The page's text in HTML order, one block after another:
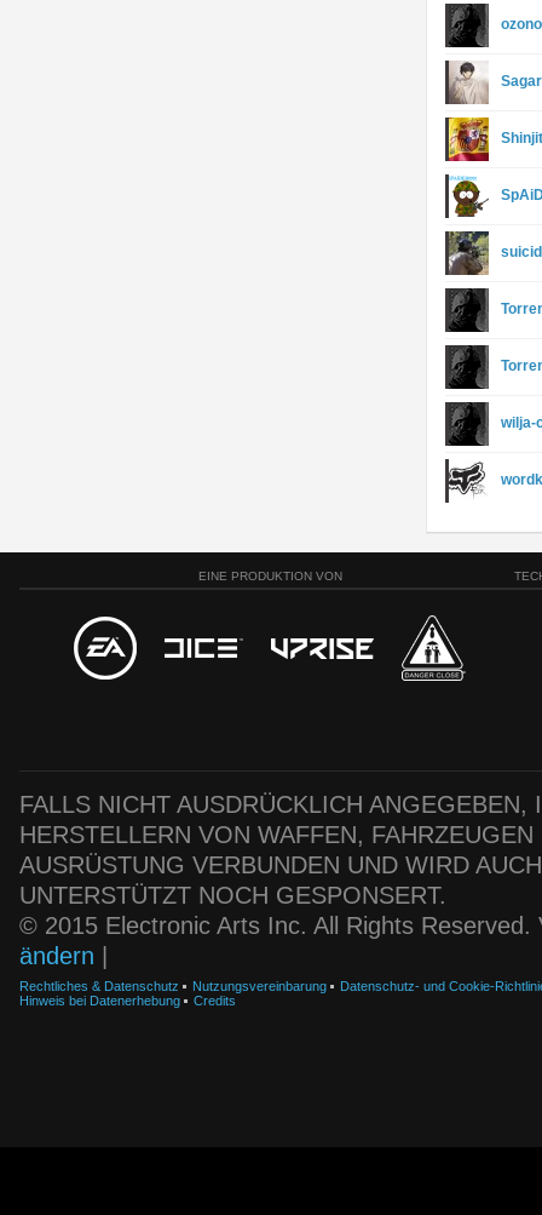
wilja-
EINE PRODUKTION VON
FALLS NICHT AUSDRÜCKLICH
HERSTELLERN VON WAFFEN,
AUSRÜSTUNG VERBUNDEN UND WIRD
UNTERSTÜTZT NOCH GESPONSERT.
© 2015 Electronic Arts Inc. All Rights
ändern
Rechtliches & Datenschutz Nutzungsvereinbarung
Datenschutz- und Cookie-
Hinweis bei Datenerhebung
Credits